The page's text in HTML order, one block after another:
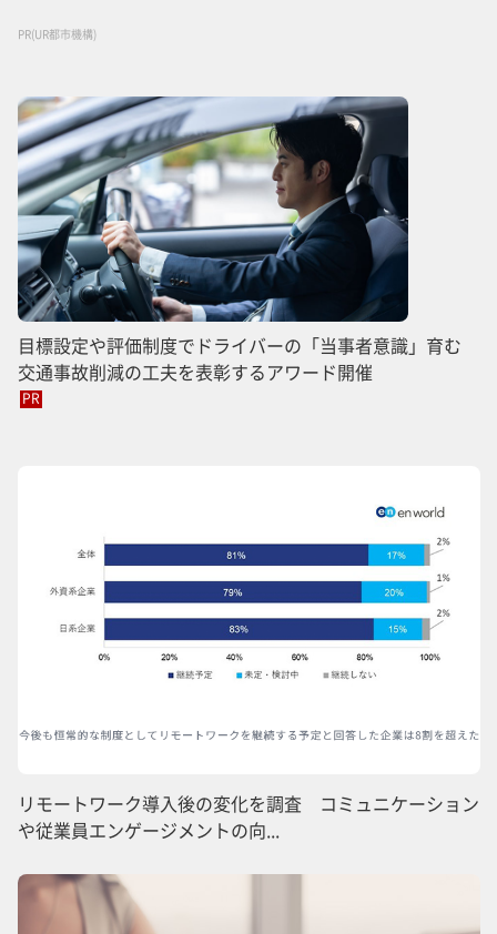
PR(UR都市機構)
目標設定や評価制度でドライバーの「当事者意識」育む
交通事故削減の工夫を表彰するアワード開催
PR
リモートワーク導入後の変化を調査 コミュニケーション
や従業員エンゲージメントの向...